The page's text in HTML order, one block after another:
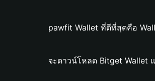
pawfit Wallet ที่ดีที่สุดคือ
จะดาวน์โหลด Bitget Wallet